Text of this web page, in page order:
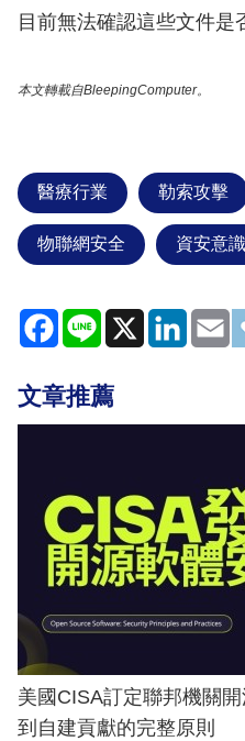
目前無法確認這些文件是
本文轉載自BleepingComputer。
醫療行業 勒索攻擊
物聯網安全 資安意識
Facebook
Line X
文章推薦
美國CISA訂定聯邦機關
到自建貢獻的完整原則